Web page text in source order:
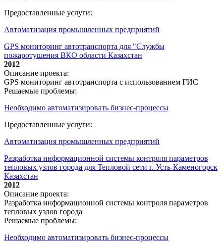
Предоставленные услуги:
Автоматизация промышленных предприятий
GPS мониторинг автотранспорта для "Службы
пожаротушения ВКО области Казахстан
2012
Описание проекта:
GPS мониторинг автотранспорта с использованием ГИС
Решаемые проблемы:
Необходимо автоматизировать бизнес-процессы
Предоставленные услуги:
Автоматизация промышленных предприятий
Разработка информационной системы контроля параметров
тепловых узлов города для Тепловой сети г. Усть-Каменогорск
Казахстан
2012
Описание проекта:
Разработка информационной системы контроля параметров
тепловых узлов города
Решаемые проблемы:
Необходимо автоматизировать бизнес-процессы